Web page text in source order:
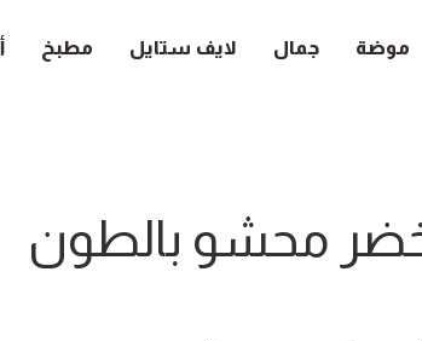
موضة جمال لايف ستايل مطبخ
محشو بالطون